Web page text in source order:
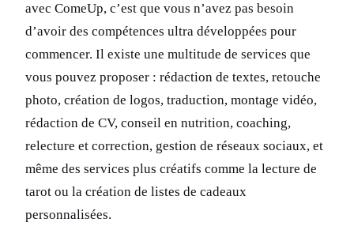
avec ComeUp, c’est que vous n’avez pas besoin
d’avoir des compétences ultra développées pour
commencer. Il existe une multitude de services que
vous pouvez proposer : rédaction de textes, retouche
photo, création de logos, traduction, montage vidéo,
rédaction de CV, conseil en nutrition, coaching,
relecture et correction, gestion de réseaux sociaux, et
même des services plus créatifs comme la lecture de
tarot ou la création de listes de cadeaux
personnalisées.